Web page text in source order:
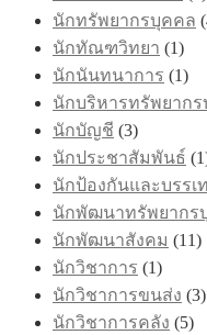
นักทรัพยากรบุคคล
นักทัณฑวิทยา (1)
นักนันทนาการ (1)
นักบริหารทรัพยาก
นักบัญชี (3)
นักประชาสัมพันธ์
นักป้องกันและบรรเ
นักพัฒนาทรัพยากร
นักพัฒนาสังคม (11)
นักวิชาการ (1)
นักวิชาการขนส่ง (3)
นักวิชาการคลัง (5)